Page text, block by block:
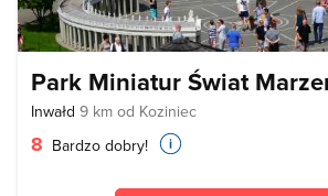
Park Miniatur Świat
Inwałd 9 km od Koziniec
8 Bardzo dobry!